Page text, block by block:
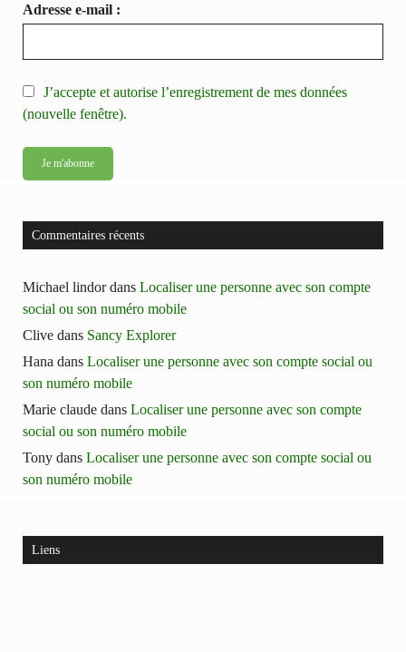
Adresse e-mail :
J’accepte et autorise l’enregistrement de mes données
(nouvelle fenêtre).
Commentaires récents
Michael lindordans Localiser une personne avec son compte
social ou son numéro mobile
Clive dans Sancy Explorer
Hana dans Localiser une personne avec son compte social ou
son numéro mobile
Marie claude dans Localiser une personne avec son compte
social ou son numéro mobile
Tony dans Localiser une personne avec son compte social ou
son numéro mobile
Liens